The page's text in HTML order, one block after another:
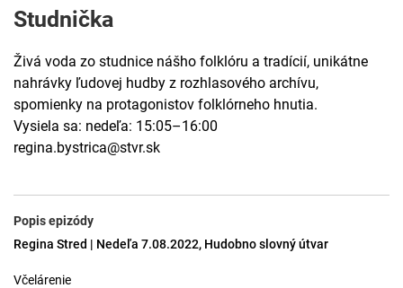
Studnička
Živá voda zo studnice nášho folklóru a tradícií, unikátne
nahrávky ľudovej hudby z rozhlasového archívu,
spomienky na protagonistov folklórneho hnutia.
Vysiela sa: nedeľa: 15:05–16:00
regina.bystrica@stvr.sk
Popis epizódy
Regina Stred | Nedeľa 7.08.2022, Hudobno slovný útvar
Včelárenie